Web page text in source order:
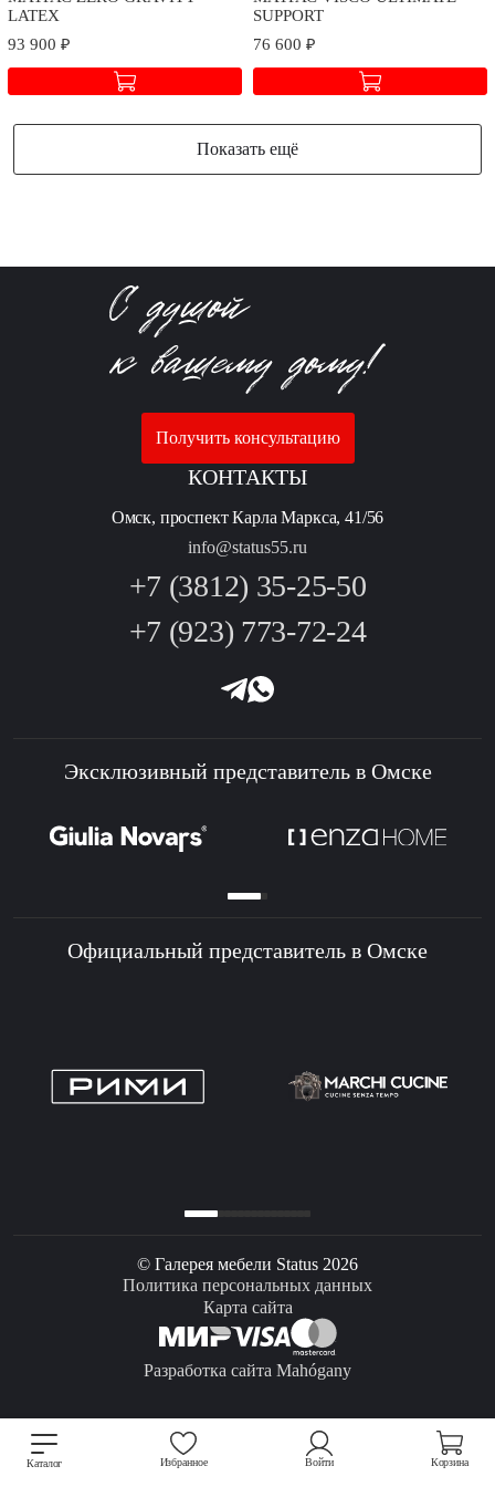
Каталог Избранное Войти Корзина
LATEX
93 900 ₽
SUPPORT
76 600 ₽
Показать ещё
Получить консультацию
КОНТАКТЫ
Омск, проспект Карла Маркса, 41/56
info@status55.ru
+7 (3812) 35-25-50
+7 (923) 773-72-24
Эксклюзивный представитель в Омске
Официальный представитель в Омске
© Галерея мебели Status 2026
Политика персональных данных
Карта сайта
Разработка сайта Mahógany